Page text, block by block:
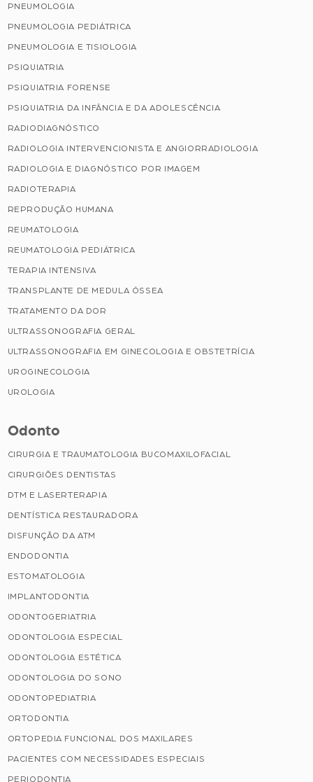
PNEUMOLOGIA
PNEUMOLOGIA PEDIÁTRICA
PNEUMOLOGIA E TISIOLOGIA
PSIQUIATRIA
PSIQUIATRIA FORENSE
PSIQUIATRIA DA INFÂNCIA E DA ADOLESCÊNCIA
RADIODIAGNÓSTICO
RADIOLOGIA INTERVENCIONISTA E ANGIORRADIOLOGIA
RADIOLOGIA E DIAGNÓSTICO POR IMAGEM
RADIOTERAPIA
REPRODUÇÃO HUMANA
REUMATOLOGIA
REUMATOLOGIA PEDIÁTRICA
TERAPIA INTENSIVA
TRANSPLANTE DE MEDULA ÓSSEA
TRATAMENTO DA DOR
ULTRASSONOGRAFIA GERAL
ULTRASSONOGRAFIA EM GINECOLOGIA E OBSTETRÍCIA
UROGINECOLOGIA
UROLOGIA
Odonto
CIRURGIA E TRAUMATOLOGIA BUCOMAXILOFACIAL
CIRURGIÕES DENTISTAS
DTM E LASERTERAPIA
DENTÍSTICA RESTAURADORA
DISFUNÇÃO DA ATM
ENDODONTIA
ESTOMATOLOGIA
IMPLANTODONTIA
ODONTOGERIATRIA
ODONTOLOGIA ESPECIAL
ODONTOLOGIA ESTÉTICA
ODONTOLOGIA DO SONO
ODONTOPEDIATRIA
ORTODONTIA
ORTOPEDIA FUNCIONAL DOS MAXILARES
PACIENTES COM NECESSIDADES ESPECIAIS
PERIODONTIA